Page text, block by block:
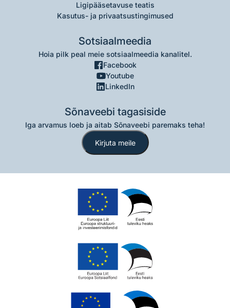
Ligipääsetavuse teatis
Kasutus- ja privaatsustingimused
Sotsiaalmeedia
Hoia pilk peal meie sotsiaalmeedia kanalitel.
Facebook
Youtube
LinkedIn
Sõnaveebi tagasiside
Iga arvamus loeb ja aitab Sõnaveebi paremaks teha!
Kirjuta meile